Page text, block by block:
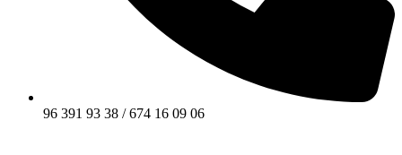
96 391 93 38 / 674 16 09 06